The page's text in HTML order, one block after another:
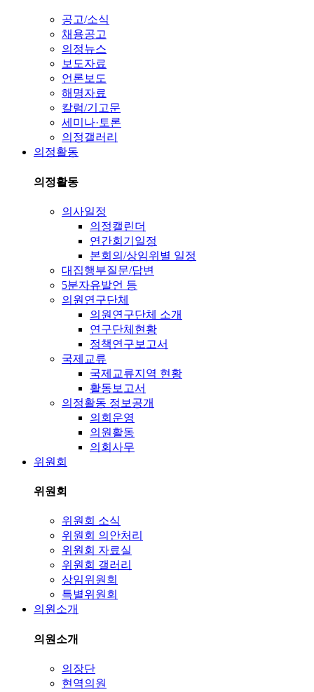
공고/소식
채용공고
의정뉴스
보도자료
언론보도
해명자료
칼럼/기고문
세미나·토론
의정갤러리
의정활동
의정활동
의사일정
의정캘린더
연간회기일정
본회의/상임위별 일정
대집행부질문/답변
5분자유발언 등
의원연구단체
의원연구단체 소개
연구단체현황
정책연구보고서
국제교류
국제교류지역 현황
활동보고서
의정활동 정보공개
의회운영
의원활동
의회사무
위원회
위원회
위원회 소식
위원회 의안처리
위원회 자료실
위원회 갤러리
상임위원회
특별위원회
의원소개
의원소개
의장단
현역의원